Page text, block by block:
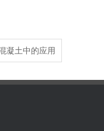
凝土中的应用